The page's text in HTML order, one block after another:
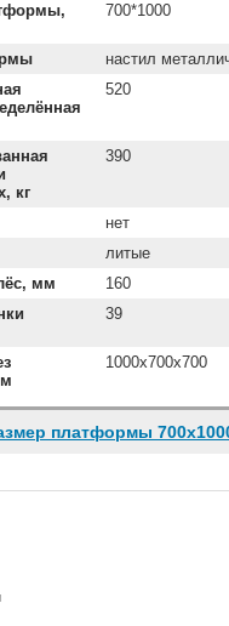
700*1000
настил
520
кг
390
нет
литые
мм
160
39
1000х700х700
платформы